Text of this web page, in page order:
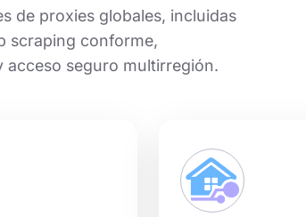
de proxies globales, incluidas
scraping conforme,
acceso seguro multirregión.